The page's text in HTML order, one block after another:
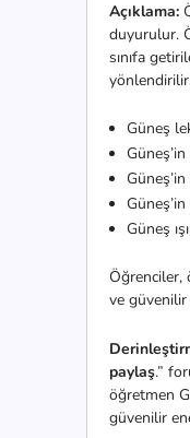
Açıklama:
duyurulur.
sınıfa
Güneş
Güneş’in
Güneş
Öğrenciler,
ve
paylaş.”
öğretmen
güvenilir